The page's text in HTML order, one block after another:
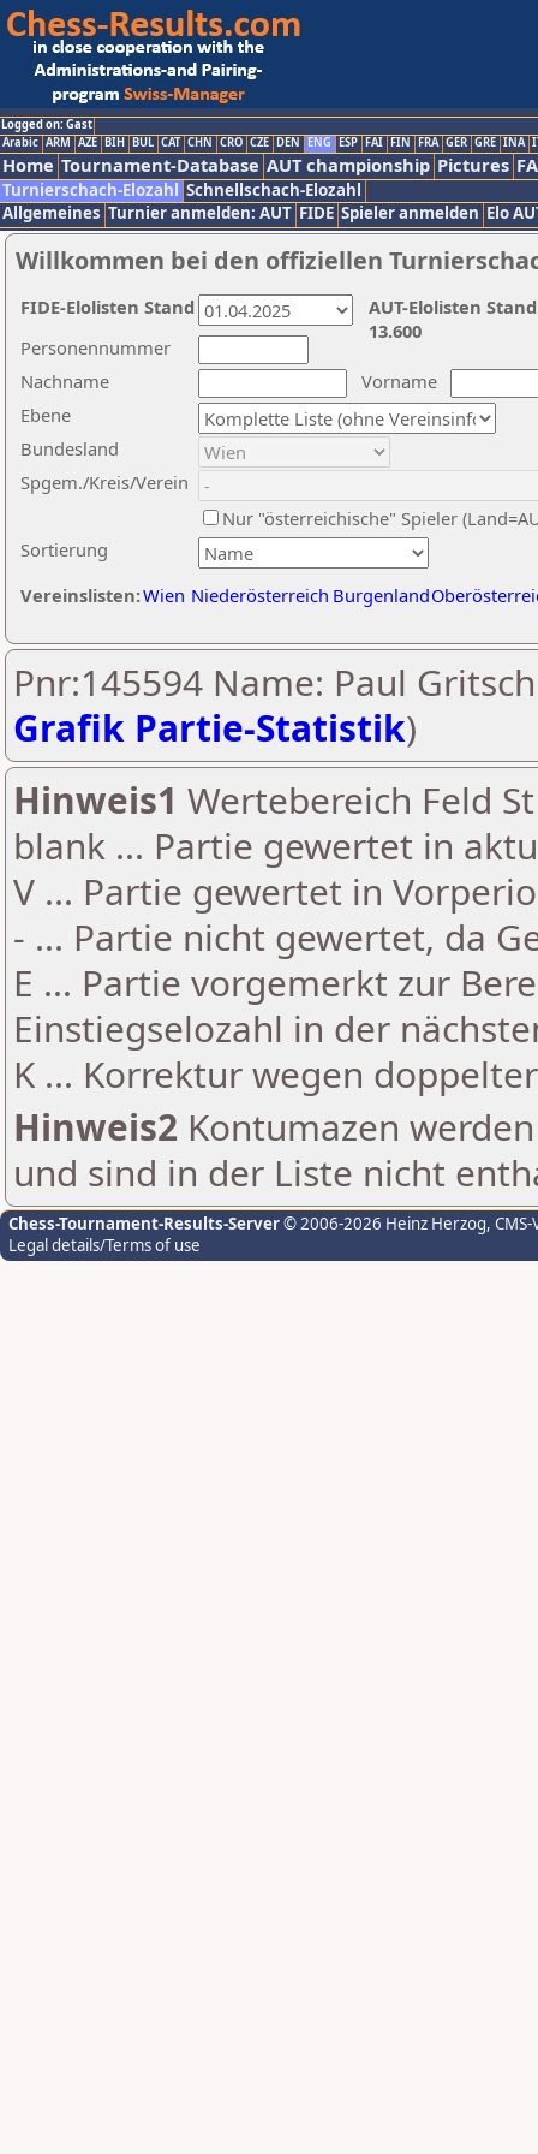
Logged on: Gast
Arabic ARM AZE BIH BUL CAT CHN CRO CZE DEN ENG ESP FAI FIN FRA GER GRE INA
Home Tournament-Database AUT championship Pictures
Turnierschach-Elozahl Schnellschach-Elozahl
Allgemeines Turnier anmelden: AUT FIDE Spieler anmelden Elo
Willkommen bei den offiziellen
Nachname
Vorname
Ebene
Sortierung
Personennummer
Bundesland
Spgem./Kreis/Verein
Nur "österreichische" Spieler
Vereinslisten:Wien Niederösterreich Burgenland
AUT-Elolisten
13.600
FIDE-Elolisten Stand
Pnr:145594 Name: Paul
Grafik Partie-Statistik)
Hinweis1 Wertebereich Feld
blank ... Partie gewertet in
V ... Partie gewertet in
- ... Partie nicht gewertet, da
E ... Partie vorgemerkt zur
Einstiegselozahl in der
K ... Korrektur wegen
Hinweis2 Kontumazen
und sind in der Liste nicht
Chess-Tournament-Results-Server© 2006-2026 Heinz Herzog,
Legal details/Terms of use